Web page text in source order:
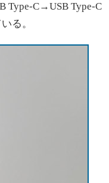
Type-C→USB Type-C
る。